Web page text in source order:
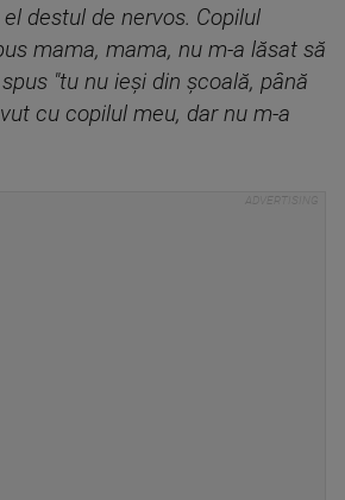
destul de nervos. Copilul
mama, mama, nu m-a lăsat să
"tu nu ieși din școală, până
cu copilul meu, dar nu m-a